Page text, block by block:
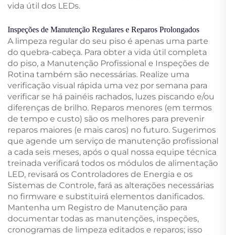
vida útil dos LEDs.
Inspeções de Manutenção Regulares e Reparos Prolongados
A limpeza regular do seu piso é apenas uma parte
do quebra-cabeça. Para obter a vida útil completa
do piso, a Manutenção Profissional e Inspeções de
Rotina também são necessárias. Realize uma
verificação visual rápida uma vez por semana para
verificar se há painéis rachados, luzes piscando e/ou
diferenças de brilho. Reparos menores (em termos
de tempo e custo) são os melhores para prevenir
reparos maiores (e mais caros) no futuro. Sugerimos
que agende um serviço de manutenção profissional
a cada seis meses, após o qual nossa equipe técnica
treinada verificará todos os módulos de alimentação
LED, revisará os Controladores de Energia e os
Sistemas de Controle, fará as alterações necessárias
no firmware e substituirá elementos danificados.
Mantenha um Registro de Manutenção para
documentar todas as manutenções, inspeções,
cronogramas de limpeza editados e reparos; isso